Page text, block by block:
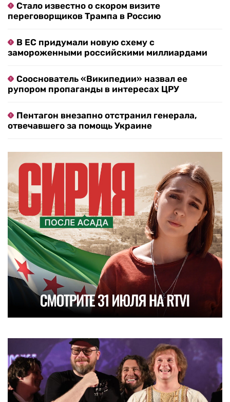
Стало известно о скором визите
переговорщиков Трампа в Россию
В ЕС придумали новую схему с
замороженными российскими миллиардами
Сооснователь «Википедии» назвал ее
рупором пропаганды в интересах ЦРУ
Пентагон внезапно отстранил генерала,
отвечавшего за помощь Украине